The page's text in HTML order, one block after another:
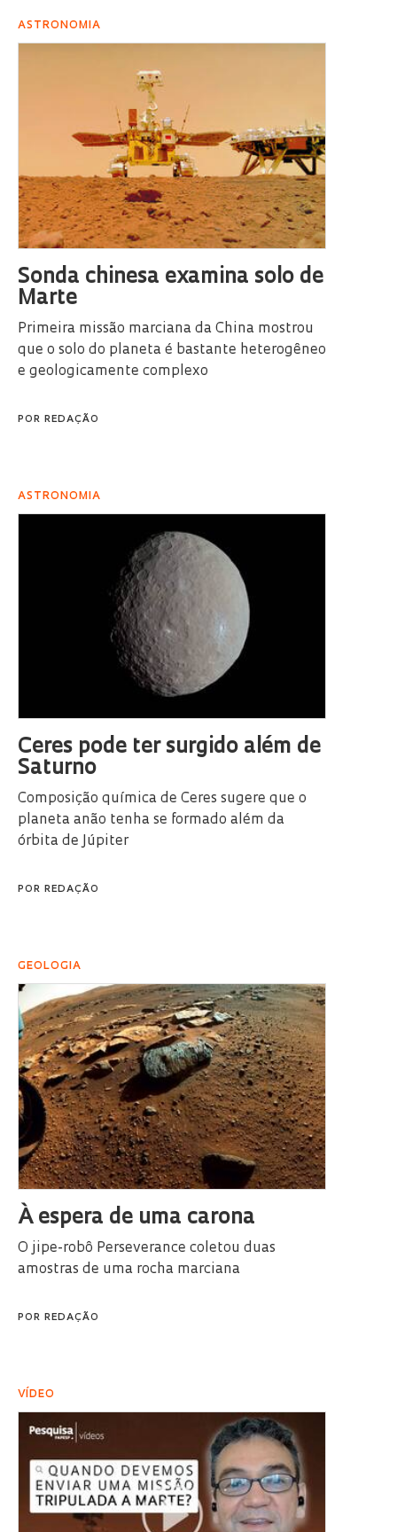
ASTRONOMIA
Sonda chinesa examina solo de
Marte
Primeira missão marciana da China mostrou
que o solo do planeta é bastante heterogêneo
e geologicamente complexo
POR REDAÇÃO
ASTRONOMIA
Ceres pode ter surgido além de
Saturno
Composição química de Ceres sugere que o
planeta anão tenha se formado além da
órbita de Júpiter
POR REDAÇÃO
GEOLOGIA
À espera de uma carona
O jipe-robô Perseverance coletou duas
amostras de uma rocha marciana
POR REDAÇÃO
VÍDEO